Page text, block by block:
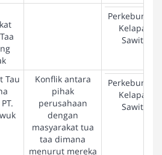
Perkebunan
Kelapa
Sawit
Tau
Konflik antara
pihak
perusahaan
dengan
masyarakat tua
taa dimana
menurut mereka
Perkebunan
Kelapa
Sawit